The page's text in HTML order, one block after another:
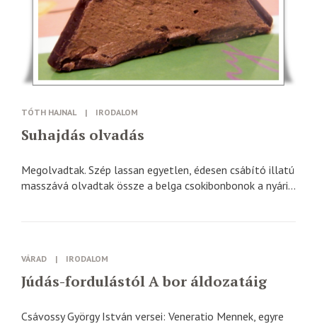
TÓTH HAJNAL | IRODALOM
Suhajdás olvadás
Megolvadtak. Szép lassan egyetlen, édesen csábító illatú
masszává olvadtak össze a belga csokibonbonok a nyári...
VÁRAD | IRODALOM
Júdás-fordulástól A bor áldozatáig
Csávossy György István versei: Veneratio Mennek, egyre